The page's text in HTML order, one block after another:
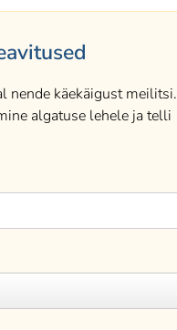
nende käekäigust meilitsi.
algatuse lehele ja telli